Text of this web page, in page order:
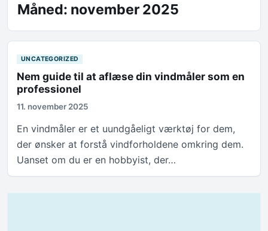
Måned: november 2025
UNCATEGORIZED
Nem guide til at aflæse din vindmåler som en
professionel
11. november 2025
En vindmåler er et uundgåeligt værktøj for dem,
der ønsker at forstå vindforholdene omkring dem.
Uanset om du er en hobbyist, der…